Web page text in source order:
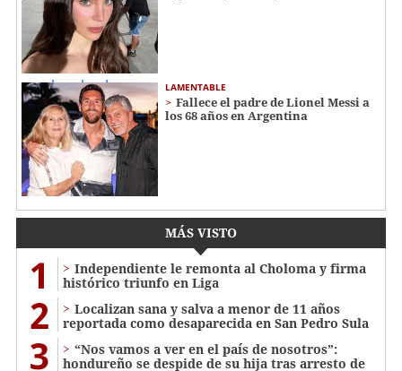
LAMENTABLE
Fallece el padre de Lionel Messi a
los 68 años en Argentina
MÁS VISTO
1
Independiente le remonta al Choloma y firma
histórico triunfo en Liga
2
Localizan sana y salva a menor de 11 años
reportada como desaparecida en San Pedro Sula
3
“Nos vamos a ver en el país de nosotros”:
hondureño se despide de su hija tras arresto de